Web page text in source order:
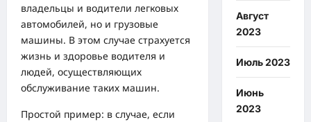
владельцы и водители легковых
автомобилей, но и грузовые
машины. В этом случае страхуется
жизнь и здоровье водителя и
людей, осуществляющих
обслуживание таких машин.
Простой пример: в случае, если
Август
2023
Июль 2023
Июнь
2023